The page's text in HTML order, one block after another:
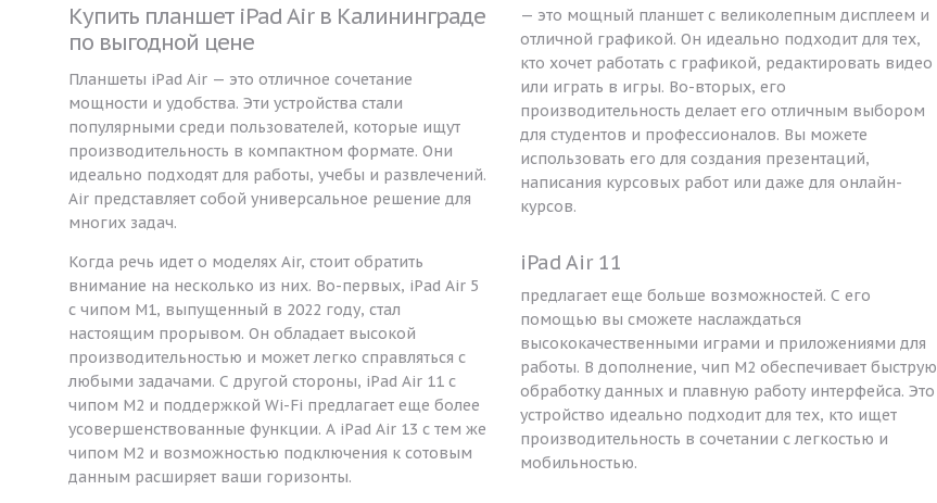
Купить планшет iPad Air в Калининграде
по выгодной цене
Планшеты iPad Air — это отличное сочетание
мощности и удобства. Эти устройства стали
популярными среди пользователей, которые ищут
производительность в компактном формате. Они
идеально подходят для работы, учебы и развлечений.
Air представляет собой универсальное решение для
многих задач.
Когда речь идет о моделях Air, стоит обратить
внимание на несколько из них. Во-первых, iPad Air 5
с чипом M1, выпущенный в 2022 году, стал
настоящим прорывом. Он обладает высокой
производительностью и может легко справляться с
любыми задачами. С другой стороны, iPad Air 11 с
чипом M2 и поддержкой Wi-Fi предлагает еще более
усовершенствованные функции. А iPad Air 13 с тем же
чипом M2 и возможностью подключения к сотовым
данным расширяет ваши горизонты.
— это мощный планшет с великолепным дисплеем и
отличной графикой. Он идеально подходит для тех,
кто хочет работать с графикой, редактировать видео
или играть в игры. Во-вторых, его
производительность делает его отличным выбором
для студентов и профессионалов. Вы можете
использовать его для создания презентаций,
написания курсовых работ или даже для онлайн-
курсов.
iPad Air 11
предлагает еще больше возможностей. С его
помощью вы сможете наслаждаться
высококачественными играми и приложениями для
работы. В дополнение, чип M2 обеспечивает быструю
обработку данных и плавную работу интерфейса. Это
устройство идеально подходит для тех, кто ищет
производительность в сочетании с легкостью и
мобильностью.